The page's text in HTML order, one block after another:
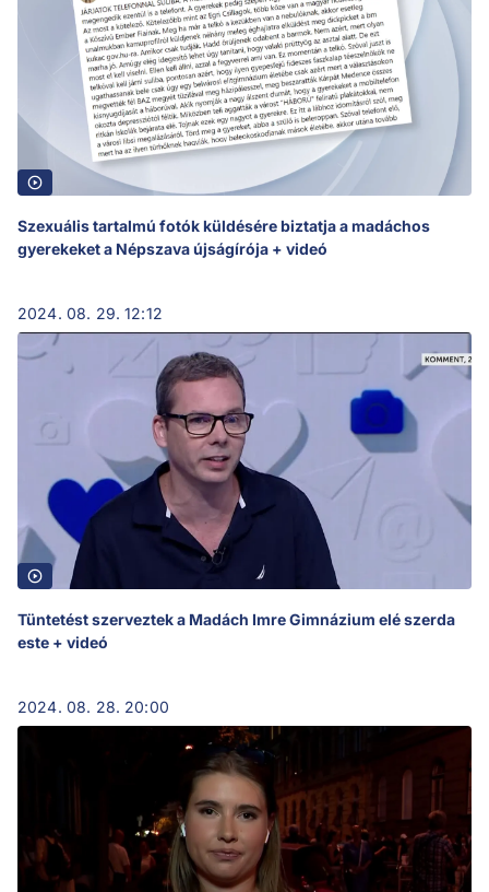
Szexuális tartalmú fotók küldésére biztatja a madáchos
gyerekeket a Népszava újságírója + videó
2024. 08. 29. 12:12
Tüntetést szerveztek a Madách Imre Gimnázium elé szerda
este + videó
2024. 08. 28. 20:00